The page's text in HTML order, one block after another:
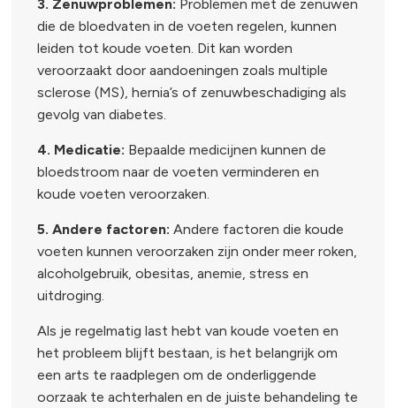
3. Zenuwproblemen: Problemen met de zenuwen
die de bloedvaten in de voeten regelen, kunnen
leiden tot koude voeten. Dit kan worden
veroorzaakt door aandoeningen zoals multiple
sclerose (MS), hernia’s of zenuwbeschadiging als
gevolg van diabetes.
4. Medicatie: Bepaalde medicijnen kunnen de
bloedstroom naar de voeten verminderen en
koude voeten veroorzaken.
5. Andere factoren: Andere factoren die koude
voeten kunnen veroorzaken zijn onder meer roken,
alcoholgebruik, obesitas, anemie, stress en
uitdroging.
Als je regelmatig last hebt van koude voeten en
het probleem blijft bestaan, is het belangrijk om
een arts te raadplegen om de onderliggende
oorzaak te achterhalen en de juiste behandeling te